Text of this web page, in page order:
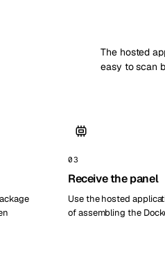
The hosted
easy to scan
03
Receive the panel
Use the hosted
of assembling the